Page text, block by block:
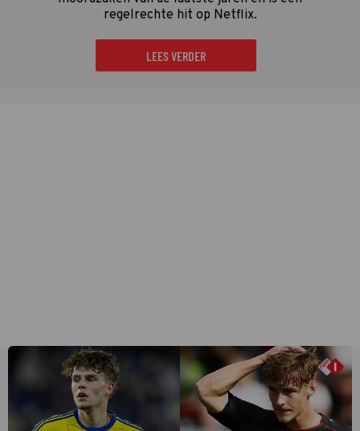
regelrechte hit op Netflix.
LEES VERDER